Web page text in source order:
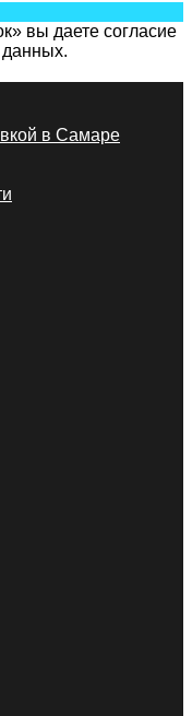
вы даете согласие
в Самаре